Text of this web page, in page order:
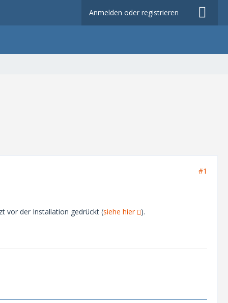
Anmelden oder registrieren
#1
vor der Installation gedrückt (siehe hier ).